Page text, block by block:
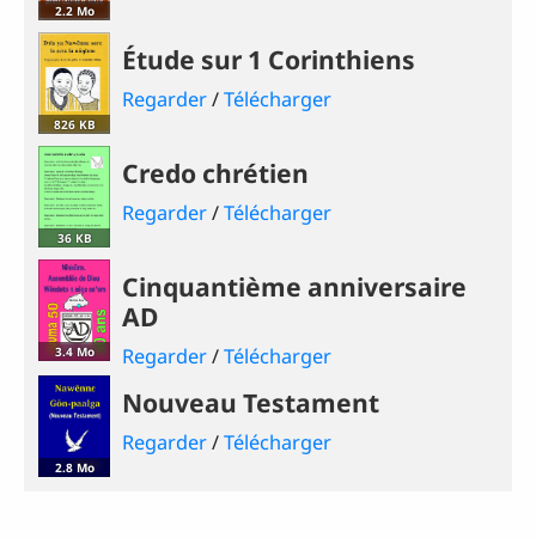
2.2 Mo
826 KB
Étude sur 1 Corinthiens
Regarder/Télécharger
36 KB
Credo chrétien
Regarder/Télécharger
3.4 Mo
Cinquantième anniversaire
AD
Regarder/Télécharger
2.8 Mo
Nouveau Testament
Regarder/Télécharger